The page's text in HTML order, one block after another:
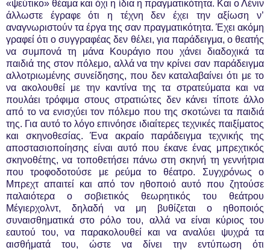
«ψεύτικο» θέαμα και όχι η ίδια η πραγματικότητα. Και ο Λένιν
άλλωστε έγραφε ότι η τέχνη δεν έχει την αξίωση ν’
αναγνωριστούν τα έργα της σαν πραγματικότητα. Έχει ακόμη
γραφεί ότι ο συγγραφέας δεν θέλει, για παράδειγμα, ο θεατής
να συμπονά τη μάνα Κουράγιο που χάνει διαδοχικά τα
παιδιά της στον πόλεμο, αλλά να την κρίνει σαν παράδειγμα
αλλοτριωμένης συνείδησης, που δεν καταλαβαίνει ότι με το
να ακολουθεί με την καντίνα της τα στρατεύματα και να
πουλάει τρόφιμα στους στρατιώτες δεν κάνει τίποτε άλλο
από το να ενισχύει τον πόλεμο που της σκοτώνει τα παιδιά
της. Για αυτό το λόγο επινόησε ιδιαίτερες τεχνικές παιξίματος
και σκηνοθεσίας. Ένα ακραίο παράδειγμα τεχνικής της
αποστασιοποίησης είναι αυτό που έκανε ένας μπρεχτικός
σκηνοθέτης, να τοποθετήσει πάνω στη σκηνή τη γεννήτρια
που τροφοδοτούσε με ρεύμα το θέατρο. Συγχρόνως ο
Μπρεχτ απαιτεί και από τον ηθοποιό αυτό που ζητούσε
παλαιότερα ο σοβιετικός θεωρητικός του θεάτρου
Μέγιερχολντ, δηλαδή να μη βυθίζεται ο ηθοποιός
συναισθηματικά στο ρόλο του, αλλά να είναι κύριος του
εαυτού του, να παρακολουθεί και να αναλύει ψυχρά τα
αισθήματά του, ώστε να δίνει την εντύπωση ότι